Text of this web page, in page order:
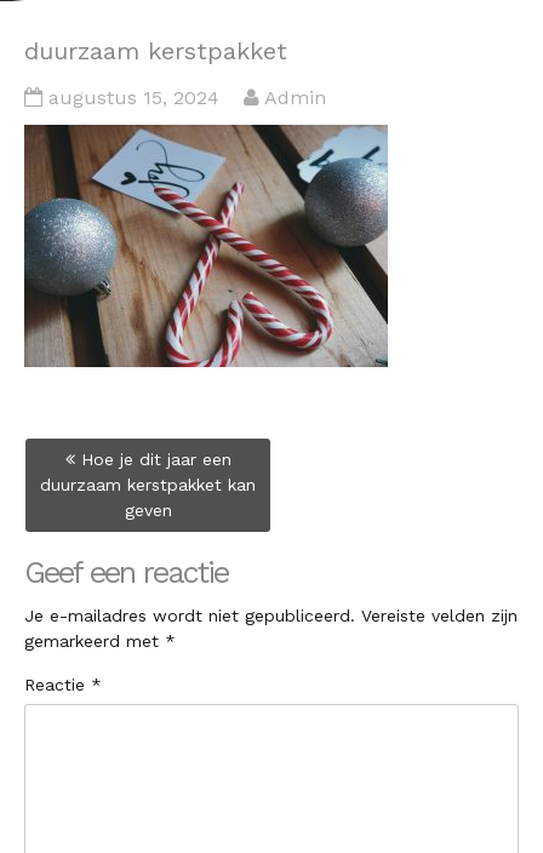
duurzaam kerstpakket
augustus 15, 2024 Admin
Bericht
navigatie
Hoe je dit jaar een
duurzaam kerstpakket kan
geven
Geef een reactie
Je e-mailadres wordt niet gepubliceerd. Vereiste velden zijn
gemarkeerd met *
Reactie *